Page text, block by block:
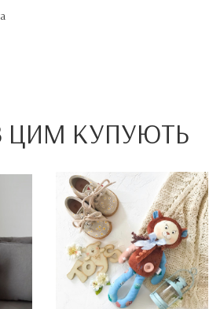
ЦИМ КУПУЮТЬ